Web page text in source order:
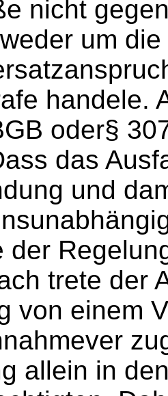
nicht
um
handele.
oder§
das
und
der
trete der
von einem
allein in